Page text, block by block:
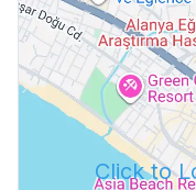
Click to